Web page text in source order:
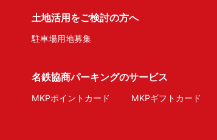
土地活用をご検討の方へ
駐車場用地募集
名鉄協商パーキングのサービス
MKPポイントカード MKPギフトカード